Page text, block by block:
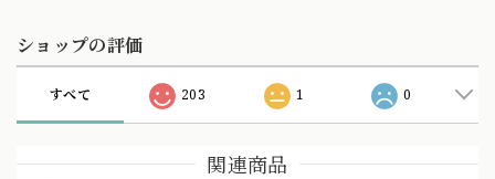
ショップの評価
すべて 203 1 0
関連商品